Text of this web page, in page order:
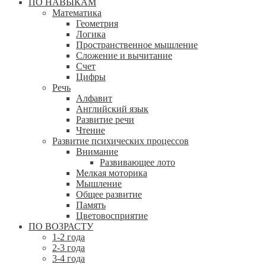
ПО НАВЫКАМ
Математика
Геометрия
Логика
Пространственное мышление
Сложение и вычитание
Счет
Цифры
Речь
Алфавит
Английский язык
Развитие речи
Чтение
Развитие психических процессов
Внимание
Развивающее лото
Мелкая моторика
Мышление
Общее развитие
Память
Цветовосприятие
ПО ВОЗРАСТУ
1-2 года
2-3 года
3-4 года